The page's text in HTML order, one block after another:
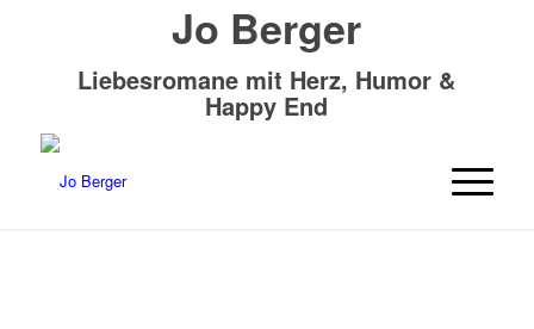
Jo Berger
Liebesromane mit Herz, Humor &
Happy End